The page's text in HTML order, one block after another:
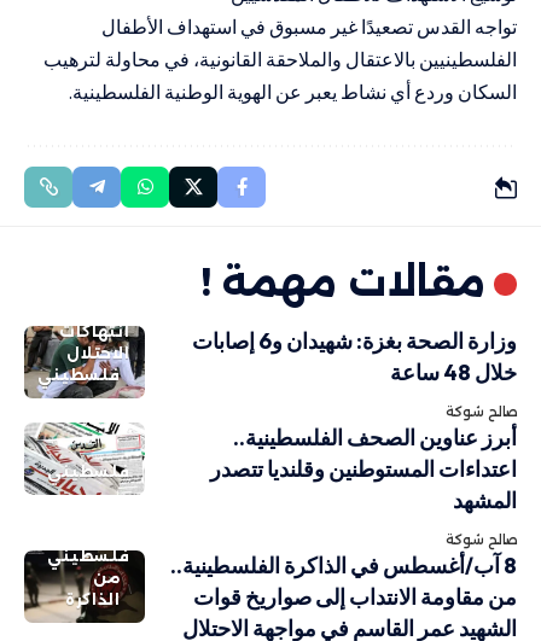
تواجه القدس تصعيدًا غير مسبوق في استهداف الأطفال
الفلسطينيين بالاعتقال والملاحقة القانونية، في محاولة لترهيب
السكان وردع أي نشاط يعبر عن الهوية الوطنية الفلسطينية.
مقالات مهمة !
انتهاكات
الاحتلال
فلسطيني
وزارة الصحة بغزة: شهيدان و6 إصابات
خلال 48 ساعة
صالح شوكة
فلسطيني
أبرز عناوين الصحف الفلسطينية..
اعتداءات المستوطنين وقلنديا تتصدر
المشهد
صالح شوكة
فلسطيني
من
الذاكرة
8 آب/أغسطس في الذاكرة الفلسطينية..
من مقاومة الانتداب إلى صواريخ قوات
الشهيد عمر القاسم في مواجهة الاحتلال